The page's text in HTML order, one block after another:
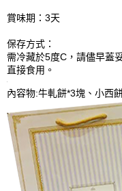
賞味期：3天
保存方式：
需冷藏於5度C，請儘早蓋
直接食用。
內容物:牛軋餅*3塊、小西